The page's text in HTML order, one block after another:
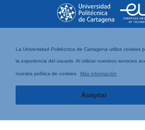
La Universidad Politécnica de Cartagena utiliza cookies
la experiencia del usuario. Al utilizar nuestros servicios
nuestra política de cookies. Más información
Aceptar